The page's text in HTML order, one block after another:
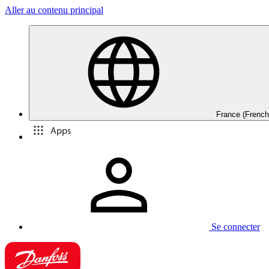
Aller au contenu principal
France
Apps
Se connecter